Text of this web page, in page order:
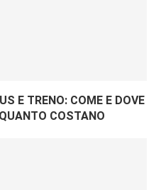
E TRENO: COME E DOVE
COSTANO